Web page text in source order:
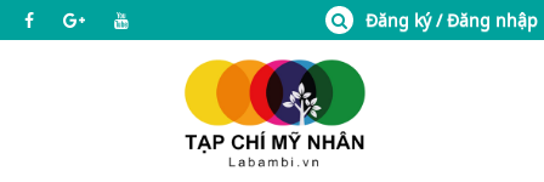
Đăng ký / Đăng nhập